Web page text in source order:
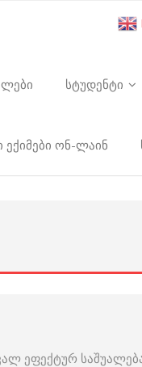
სტუდენტი
ონ-ლაინ
ეფექტურ